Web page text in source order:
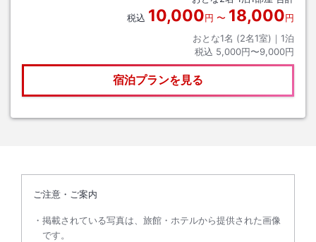
税込 10,000円 〜 18,000円
おとな1名 (2名1室)｜ 1泊
税込 5,000円〜9,000円
宿泊プランを見る
ご注意・ご案内
掲載されている写真は、旅館・ホテルから提供された画像
です。